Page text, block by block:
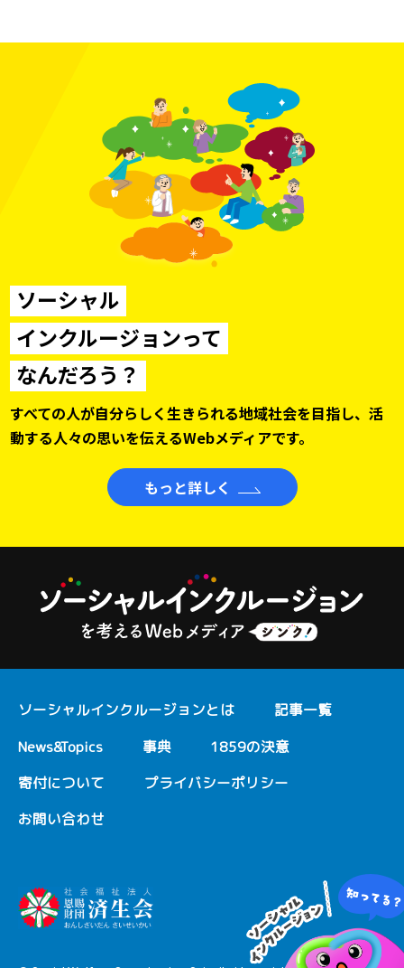
ソーシャル
インクルージョンって
なんだろう？
すべての人が自分らしく生きられる地域社会を目指し、活
動する人々の思いを伝えるWebメディアです。
もっと詳しく
ソーシャルインクルージョンとは
記事一覧
News&Topics
事典
1859の決意
寄付について
プライバシーポリシー
お問い合わせ